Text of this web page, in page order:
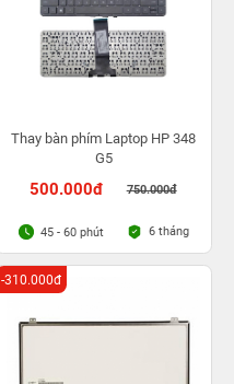
Thay bàn phím Laptop HP 348
G5
500.000đ 750.000đ
45 - 60 phút 6 tháng
-310.000đ